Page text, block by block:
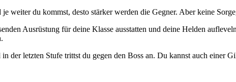
weiter du kommst, desto stärker werden die Gegner. Aber keine
Ausrüstung für deine Klasse ausstatten und deine Helden
der letzten Stufe trittst du gegen den Boss an. Du kannst auch einer